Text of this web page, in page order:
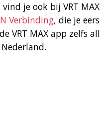
je ook bij VRT
Verbinding, die je
VRT MAX app zelfs